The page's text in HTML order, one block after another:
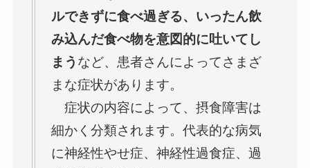
ルできずに食べ過ぎる、いったん飲
み込んだ食べ物を意図的に吐いてし
まう など、患者さんによってさまざ
まな症状があります。
症状の内容によって、摂食障害は
細かく分類されます。代表的な病気
に神経性やせ症、神経性過食症、過